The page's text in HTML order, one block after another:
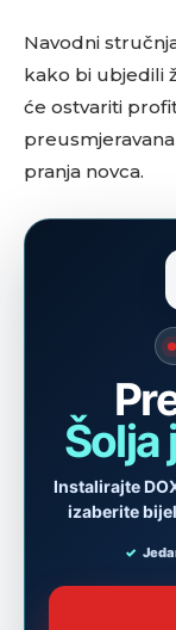
Navodni
kako bi ubjedili
će ostvariti
pranja novca.